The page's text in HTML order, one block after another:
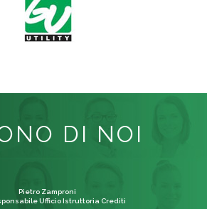
DI NOI
Pietro Zamproni
Ufficio Istruttoria Crediti